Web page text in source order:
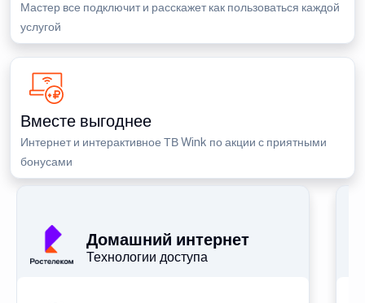
Мастер все подключит и расскажет как пользоваться каждой
услугой
Вместе выгоднее
Интернет и интерактивное ТВ Wink по акции с приятными
бонусами
Домашний интернет
Технологии доступа